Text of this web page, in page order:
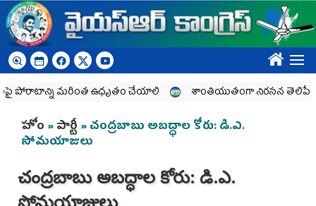
Skip to main content
????
పోరాటాన్ని మరింత ఉధృతం చేయాలి శాంతియుతంగా నిరసన తెలిపే
You are here
హోం »పార్టీ » చంద్రబాబు అబద్ధాల కోరు: డి.ఎ.
సోమయాజులు
చంద్రబాబు అబద్ధాల కోరు: డి.ఎ.